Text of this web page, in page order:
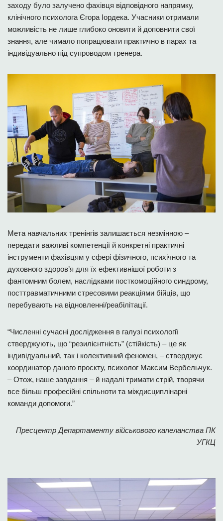
заходу було залучено фахівця відповідного напрямку,
клінічного психолога Єгора Іордека. Учасники отримали
можливість не лише глибоко оновити й доповнити свої
знання, але чимало попрацювати практично в парах та
індивідуально під супроводом тренера.
Мета навчальних тренінгів залишається незмінною –
передати важливі компетенції й конкретні практичні
інструменти фахівцям у сфері фізичного, психічного та
духовного здоров’я для їх ефективнішої роботи з
фантомним болем, наслідками посткомоційного синдрому,
посттравматичними стресовими реакціями бійців, що
перебувають на відновленні/реабілітації.
“Численні сучасні дослідження в галузі психології
стверджують, що “резилієнтність” (стійкість) – це як
індивідуальний, так і колективний феномен, – стверджує
координатор даного проєкту, психолог Максим Вербельчук.
– Отож, наше завдання – й надалі тримати стрій, творячи
все більш професійні спільноти та міждисциплінарні
команди допомоги.”
Пресцентр Департаменту військового капеланства ПК
УГКЦ